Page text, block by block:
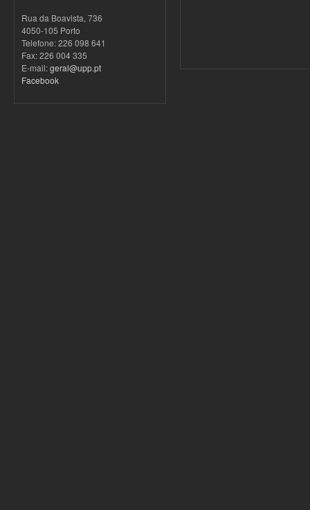
Rua da Boavista, 736
4050-105 Porto
Telefone: 226 098 641
Fax: 226 004 335
E-mail:geral@upp.pt
Facebook